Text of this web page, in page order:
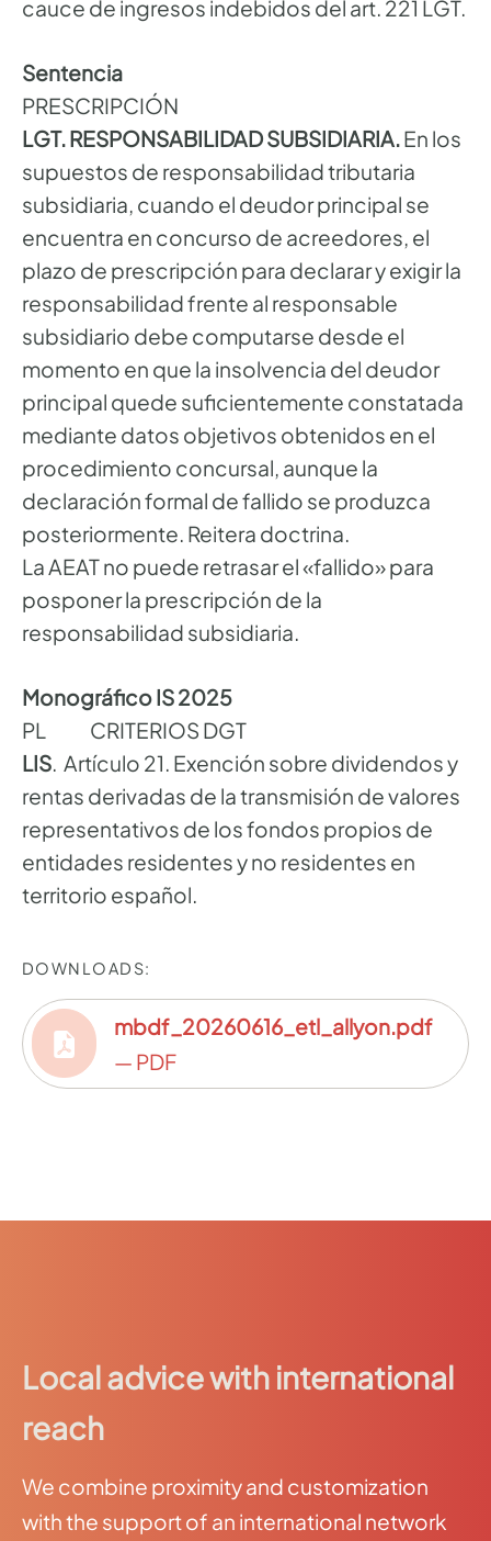
cauce de ingresos indebidos del art. 221 LGT.
Sentencia
PRESCRIPCIÓN
LGT. RESPONSABILIDAD SUBSIDIARIA.En los
supuestos de responsabilidad tributaria
subsidiaria, cuando el deudor principal se
encuentra en concurso de acreedores, el
plazo de prescripción para declarar y exigir la
responsabilidad frente al responsable
subsidiario debe computarse desde el
momento en que la insolvencia del deudor
principal quede suficientemente constatada
mediante datos objetivos obtenidos en el
procedimiento concursal, aunque la
declaración formal de fallido se produzca
posteriormente. Reitera doctrina.
La AEAT no puede retrasar el «fallido» para
posponer la prescripción de la
responsabilidad subsidiaria.
Monográfico IS 2025
PL CRITERIOS DGT
LIS. Artículo 21. Exención sobre dividendos y
rentas derivadas de la transmisión de valores
representativos de los fondos propios de
entidades residentes y no residentes en
territorio español.
DOWNLOADS:
mbdf_20260616_etl_allyon.pdf
— PDF
Local advice with international
reach
We combine proximity and customization
with the support of an international network